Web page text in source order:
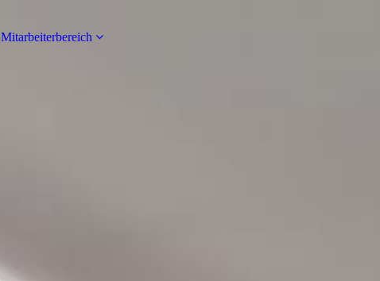
Mitarbeiterbereich